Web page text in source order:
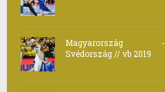
Magyarország -
Svédország // vb 2019